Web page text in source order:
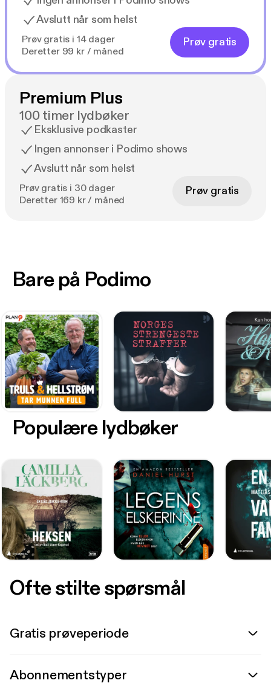
Avslutt når som helst
Prøv gratis i 14 dager
Deretter 99 kr / måned
Prøv gratis
Premium Plus
100 timer lydbøker
Eksklusive podkaster
Ingen annonser i Podimo shows
Avslutt når som helst
Prøv gratis i 30 dager
Deretter 169 kr / måned
Prøv gratis
Bare på Podimo
Populære lydbøker
Ofte stilte spørsmål
Gratis prøveperiode
Abonnementstyper